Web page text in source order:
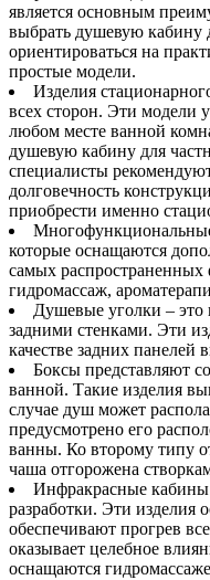
является основным
выбрать душевую кабину
ориентироваться на
простые модели.
Изделия
всех сторон. Эти модели
любом месте ванной
душевую кабину для
специалисты
долговечность
приобрести именно
которые оснащаются
самых распространенных
гидромассаж,
Душевые уголки – это
задними стенками. Эти
качестве задних
Боксы представляют
ванной. Такие изделия
случае душ может
предусмотрено его
ванны. Ко второму типу
чаша отгорожена
Инфракрасные кабины
разработки. Эти изделия
обеспечивают прогрев
оказывает целебное
оснащаются